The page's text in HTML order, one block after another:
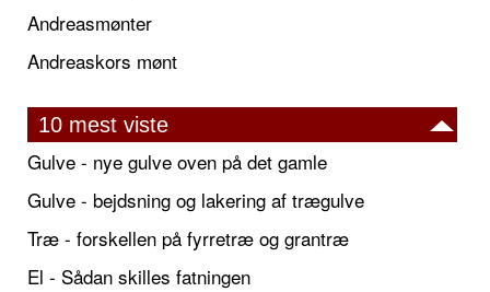
Andreasmønter
Andreaskors mønt
10 mest viste
Gulve - nye gulve oven på det gamle
Gulve - bejdsning og lakering af trægulve
Træ - forskellen på fyrretræ og grantræ
El - Sådan skilles fatningen